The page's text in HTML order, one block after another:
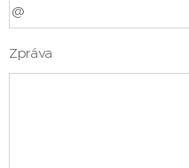
Zpráva